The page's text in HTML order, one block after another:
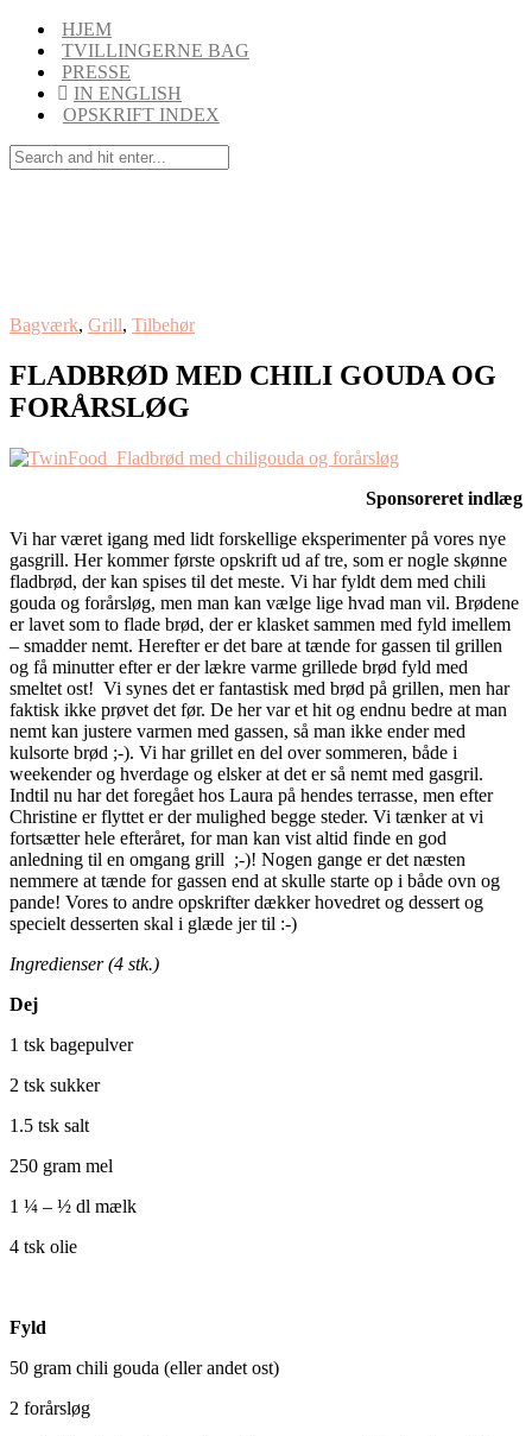
HJEM
TVILLINGERNE BAG
PRESSE
IN ENGLISH
OPSKRIFT INDEX
Bagværk, Grill, Tilbehør
FLADBRØD MED CHILI GOUDA OG
FORÅRSLØG
Sponsoreret indlæg
Vi har været igang med lidt forskellige eksperimenter på vores nye
gasgrill. Her kommer første opskrift ud af tre, som er nogle skønne
fladbrød, der kan spises til det meste. Vi har fyldt dem med chili
gouda og forårsløg, men man kan vælge lige hvad man vil. Brødene
er lavet som to flade brød, der er klasket sammen med fyld imellem
– smadder nemt. Herefter er det bare at tænde for gassen til grillen
og få minutter efter er der lækre varme grillede brød fyld med
smeltet ost! Vi synes det er fantastisk med brød på grillen, men har
faktisk ikke prøvet det før. De her var et hit og endnu bedre at man
nemt kan justere varmen med gassen, så man ikke ender med
kulsorte brød ;-). Vi har grillet en del over sommeren, både i
weekender og hverdage og elsker at det er så nemt med gasgril.
Indtil nu har det foregået hos Laura på hendes terrasse, men efter
Christine er flyttet er der mulighed begge steder. Vi tænker at vi
fortsætter hele efteråret, for man kan vist altid finde en god
anledning til en omgang grill ;-)! Nogen gange er det næsten
nemmere at tænde for gassen end at skulle starte op i både ovn og
pande! Vores to andre opskrifter dækker hovedret og dessert og
specielt desserten skal i glæde jer til :-)
Ingredienser (4 stk.)
Dej
1 tsk bagepulver
2 tsk sukker
1.5 tsk salt
250 gram mel
1 ¼ – ½ dl mælk
4 tsk olie
Fyld
50 gram chili gouda (eller andet ost)
2 forårsløg